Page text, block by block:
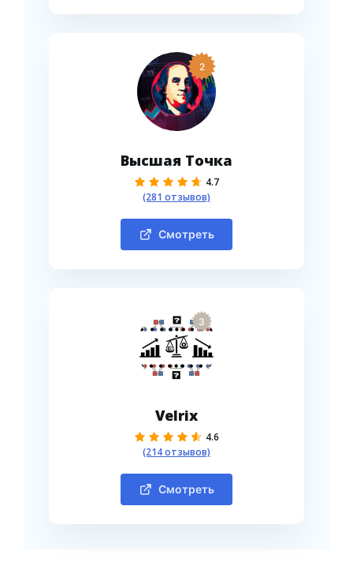
2
Высшая Точка
4.7
(281 отзывов)
Смотреть
3
Velrix
4.6
(214 отзывов)
Смотреть